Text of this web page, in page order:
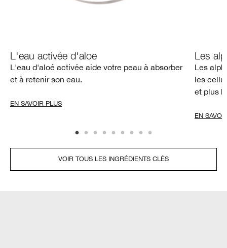
L'eau activée d'aloe
L'eau d'aloé activée aide votre peau à absorber
et à retenir son eau.
EN SAVOIR PLUS
Les
Les
les
et plus
EN
VOIR TOUS LES INGRÉDIENTS CLÉS